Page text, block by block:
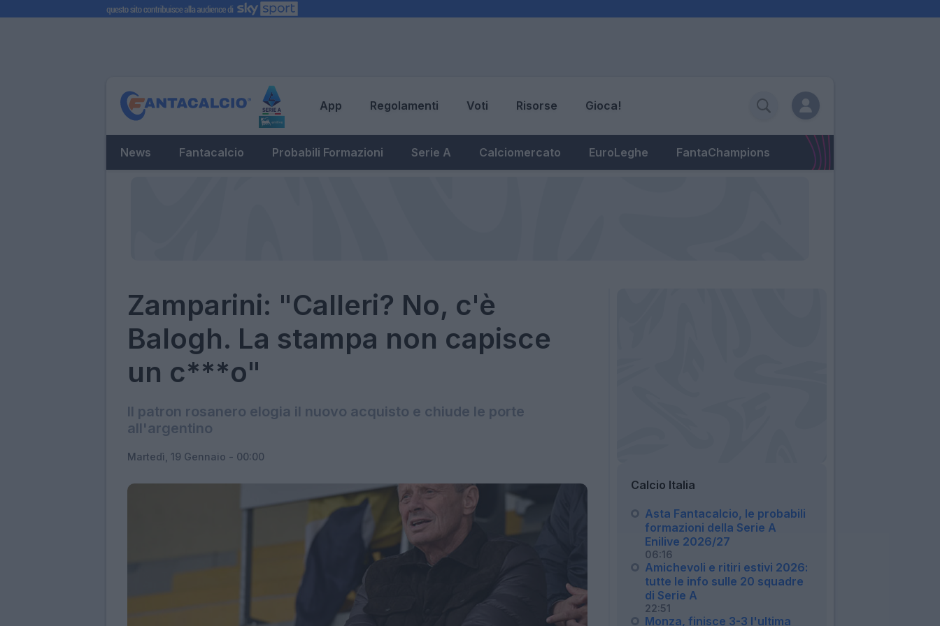
App Regolamenti Voti Risorse Gioca!
News Fantacalcio Probabili Formazioni Serie A Calciomercato EuroLeghe FantaChampions
Zamparini: "Calleri? No, c'è
Balogh. La stampa non capisce
un c***o"
Il patron rosanero elogia il nuovo acquisto e chiude le porte
all'argentino
Martedì, 19 Gennaio - 00:00
Calcio Italia
Asta Fantacalcio, le probabili
formazioni della Serie A
Enilive 2026/27
06:16
Amichevoli e ritiri estivi 2026:
tutte le info sulle 20 squadre
di Serie A
22:51
Monza, finisce 3-3 l'ultima